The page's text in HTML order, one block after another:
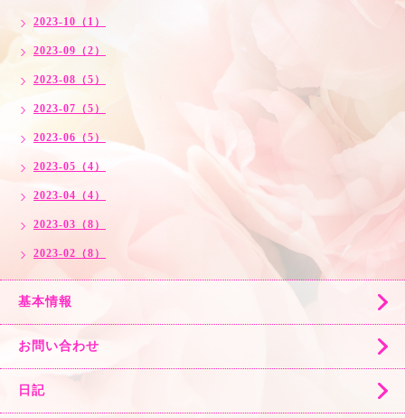
2023-10（1）
2023-09（2）
2023-08（5）
2023-07（5）
2023-06（5）
2023-05（4）
2023-04（4）
2023-03（8）
2023-02（8）
基本情報
お問い合わせ
日記